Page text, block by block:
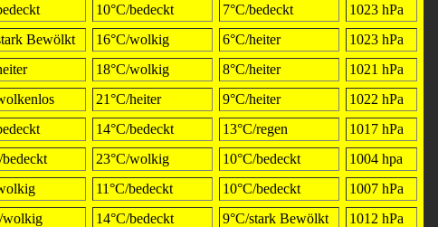
10°C/bedeckt 7°C/bedeckt
1023 hPa
Bewölkt 16°C/wolkig 6°C/heiter
1023 hPa
18°C/wolkig 8°C/heiter
1021 hPa
21°C/heiter 9°C/heiter
1022 hPa
14°C/bedeckt 13°C/regen
1017 hPa
bedeckt 23°C/wolkig 10°C/bedeckt
1004 hpa
11°C/bedeckt 10°C/bedeckt
1007 hPa
wolkig 14°C/bedeckt 9°C/stark Bewölkt
1012 hPa